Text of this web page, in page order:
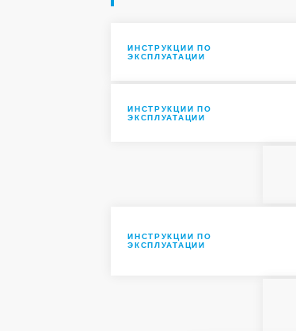
ИНСТРУКЦИИ ПО
ЭКСПЛУАТАЦИИ
ИНСТРУКЦИИ ПО
ЭКСПЛУАТАЦИИ
ИНСТРУКЦИИ ПО
ЭКСПЛУАТАЦИИ